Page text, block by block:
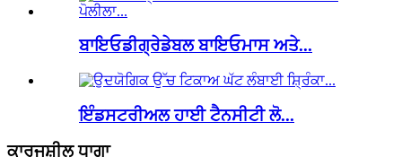
ਬਾਇਓਡੀਗ੍ਰੇਡੇਬਲ ਬਾਇਓਮਾਸ ਅਤੇ...
ਇੰਡਸਟਰੀਅਲ ਹਾਈ ਟੈਨਸੀਟੀ ਲੋ...
ਕਾਰਜਸ਼ੀਲ ਧਾਗਾ